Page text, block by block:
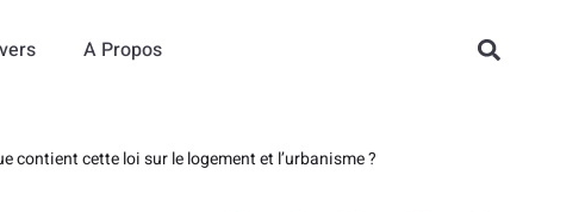
A Propos
contient cette loi sur le logement et l’urbanisme ?